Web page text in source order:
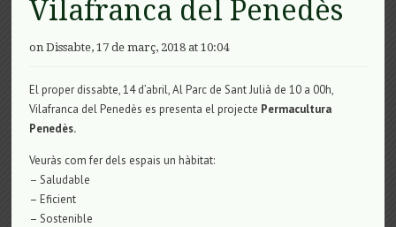
Vilafranca del Penedès
on Dissabte, 17 de març, 2018 at 10:04
El proper dissabte, 14 d’abril, Al Parc de Sant Julià de 10 a 00h,
Vilafranca del Penedès es presenta el projecte Permacultura
Penedès.
Veuràs com fer dels espais un hàbitat:
– Saludable
– Eficient
– Sostenible